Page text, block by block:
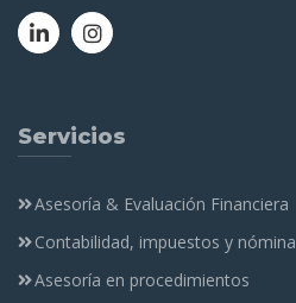
Servicios
Asesoría & Evaluación Financiera
Contabilidad, impuestos y nómina
Asesoría en procedimientos